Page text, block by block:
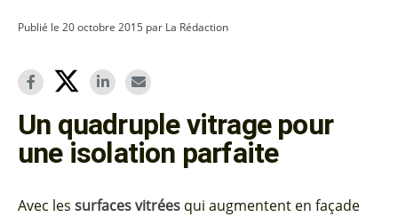
Publié le 20 octobre 2015 par La Rédaction
Un quadruple vitrage pour
une isolation parfaite
Avec les surfaces vitrées qui augmentent en façade